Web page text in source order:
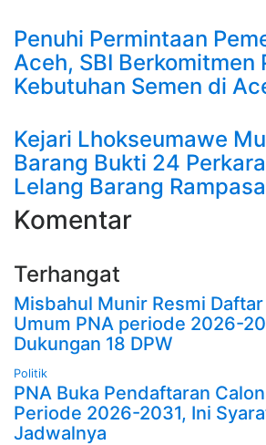
Penuhi Permintaan
Aceh, SBI Berkomitmen
Kebutuhan Semen di
Kejari Lhokseumawe
Barang Bukti 24
Lelang Barang
Komentar
Terhangat
Misbahul Munir Resmi
Umum PNA periode 2026-
Dukungan 18 DPW
Politik
PNA Buka Pendaftaran
Periode 2026-2031, Ini
Jadwalnya